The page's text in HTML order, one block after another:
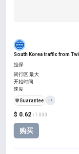
South Korea traffic from
$ 0.62 / 1000
购买
担保
闵行区 最大
开始时间
速度
️🛡️Guarantee +1